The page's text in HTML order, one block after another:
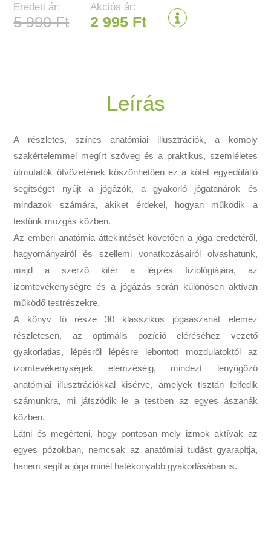
Eredeti ár:
5 990 Ft
Akciós ár:
2 995 Ft
Leírás
A részletes, színes anatómiai illusztrációk, a komoly
szakértelemmel megírt szöveg és a praktikus, szemléletes
útmutatók ötvözetének köszönhetően ez a kötet egyedülálló
segítséget nyújt a jógázók, a gyakorló jógatanárok és
mindazok számára, akiket érdekel, hogyan működik a
testünk mozgás közben.
Az emberi anatómia áttekintését követően a jóga eredetéről,
hagyományairól és szellemi vonatkozásairól olvashatunk,
majd a szerző kitér a légzés fiziológiájára, az
izomtevékenységre és a jógázás során különösen aktívan
működő testrészekre.
A könyv fő része 30 klasszikus jógaászanát elemez
részletesen, az optimális pozíció eléréséhez vezető
gyakorlatias, lépésről lépésre lebontott mozdulatoktól az
izomtevékenységek elemzéséig, mindezt lenyűgöző
anatómiai illusztrációkkal kisérve, amelyek tisztán felfedik
számunkra, mi játszódik le a testben az egyes ászanák
közben.
Látni és megérteni, hogy pontosan mely izmok aktívak az
egyes pózokban, nemcsak az anatómiai tudást gyarapítja,
hanem segít a jóga minél hatékonyabb gyakorlásában is.